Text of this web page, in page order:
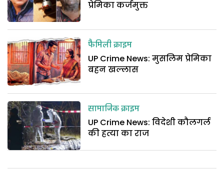
प्रेमिका कर्जमुक्त
फैमिली क्राइम
UP Crime News: मुसलिम प्रेमिका
बहन खल्लास
सामाजिक क्राइम
UP Crime News: विदेशी कौलगर्ल
की हत्या का राज